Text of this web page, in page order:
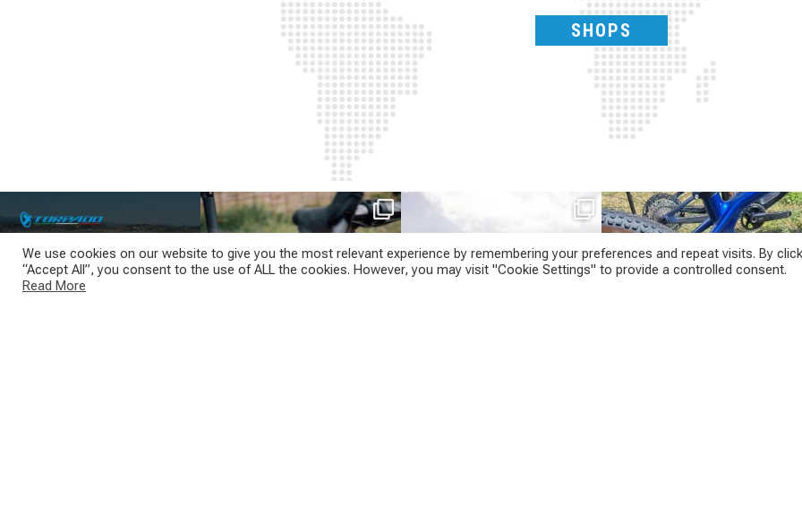
SHOPS
IBF sta per
...
17 1
Kepler R è la gravel pensata per affrontare
lunghe...
26 0
Parte dalla strada, continua sulla ghiaia,
24 2
Torpado ai Campionati Italiani XCO & E-
MTB
...
116 1
We use cookies on our website to give you the most relevant experience by remembering your preferences and repeat visits. By
“Accept All”, you consent to the use of ALL the cookies. However, you may visit "Cookie Settings" to provide a controlled consent.
Read More